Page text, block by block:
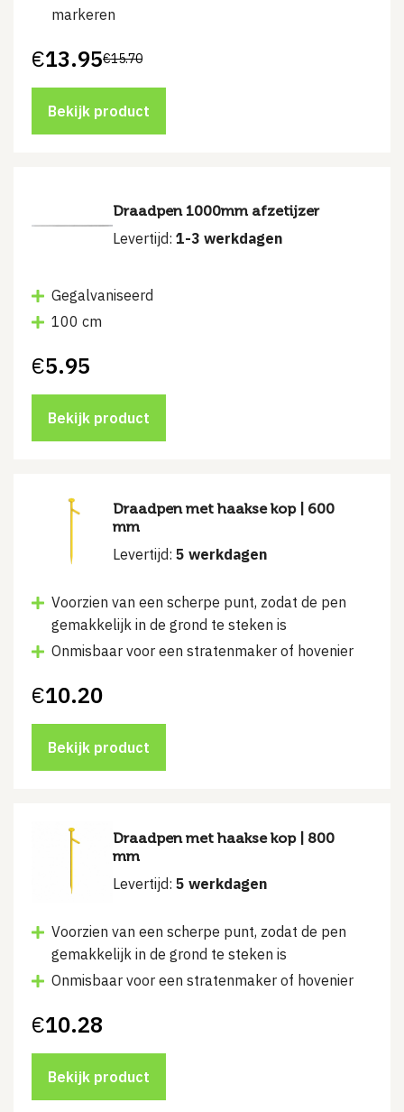
markeren
€15.70
Oorspronkelijke
was:
€15.70.
€13.95
Huidige
is:
€13.95.
Bekijk product
Draadpen 1000mm afzetijzer
Levertijd: 1-3 werkdagen
Gegalvaniseerd
100 cm
€5.95
Bekijk product
Draadpen met haakse kop | 600
mm
Levertijd: 5 werkdagen
Voorzien van een scherpe punt, zodat de pen
gemakkelijk in de grond te steken is
Onmisbaar voor een stratenmaker of hovenier
€10.20
Bekijk product
Draadpen met haakse kop | 800
mm
Levertijd: 5 werkdagen
Voorzien van een scherpe punt, zodat de pen
gemakkelijk in de grond te steken is
Onmisbaar voor een stratenmaker of hovenier
€10.28
Bekijk product